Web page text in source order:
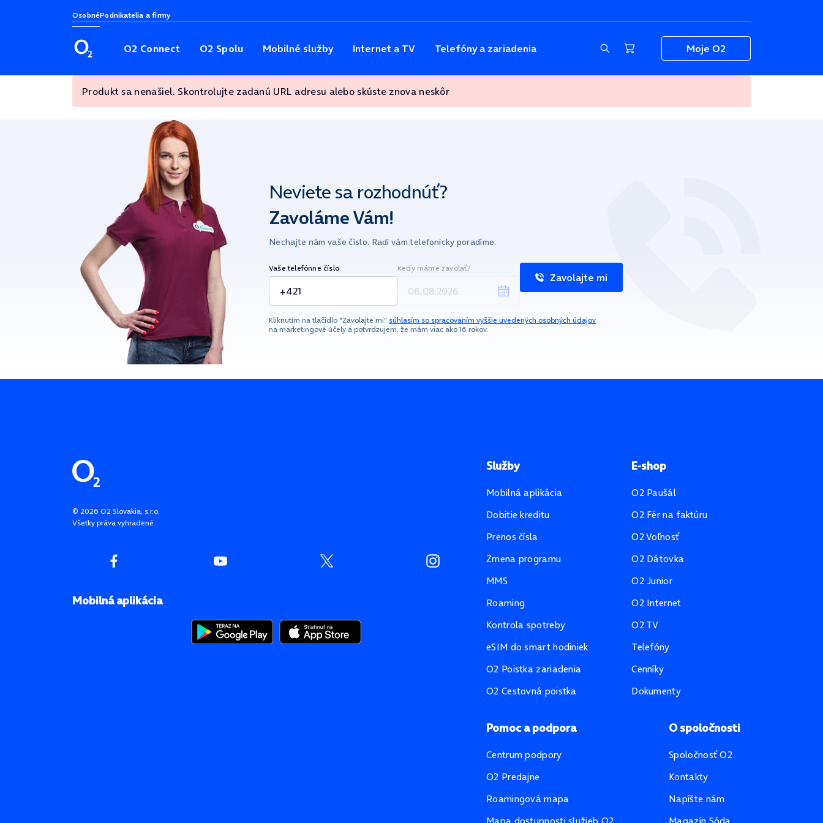
OsobnéPodnikatelia a firmy
O2 Connect O2 Spolu Mobilné služby Internet a TV Telefóny a zariadenia Moje O2
Produkt sa nenašiel. Skontrolujte zadanú URL adresu alebo skúste znova neskôr
Neviete sa rozhodnúť?
Zavoláme Vám!
Nechajte nám vaše číslo. Radi vám telefonicky poradíme.
Vaše telefónne číslo Kedy máme zavolať?
Zavolajte mi
Kliknutím na tlačidlo "Zavolajte mi" súhlasím so spracovaním vyššie uvedených osobných údajov
na marketingové účely a potvrdzujem, že mám viac ako 16 rokov.
Pätička stránky
© 2026 O2 Slovakia, s.r.o.
Všetky práva vyhradené
Mobilná aplikácia
Služby
Mobilná aplikácia
Dobitie kreditu
Prenos čísla
Zmena programu
MMS
Roaming
Kontrola spotreby
eSIM do smart hodiniek
O2 Poistka zariadenia
O2 Cestovná poistka
E-shop
O2 Paušál
O2 Fér na faktúru
O2 Voľnosť
O2 Dátovka
O2 Junior
O2 Internet
O2 TV
Telefóny
Cenníky
Dokumenty
Pomoc a podpora
Centrum podpory
O2 Predajne
Roamingová mapa
O spoločnosti
Spoločnosť O2
Kontakty
Napíšte nám